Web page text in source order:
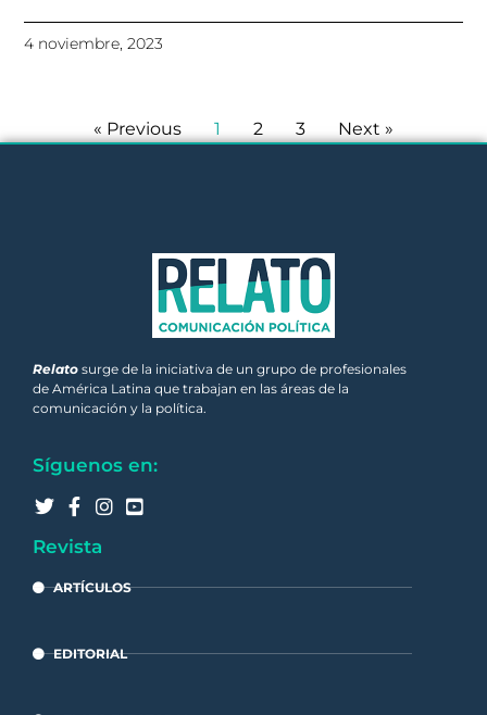
4 noviembre, 2023
« Previous 1 2 3 Next »
Relato surge de la iniciativa de un grupo de profesionales
de América Latina que trabajan en las áreas de la
comunicación y la política.
Síguenos en:
Revista
ARTÍCULOS
EDITORIAL